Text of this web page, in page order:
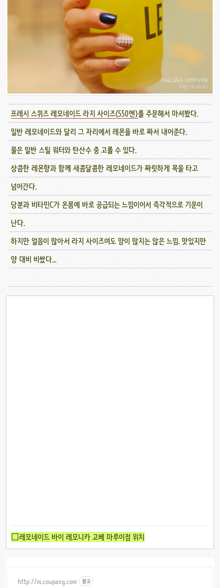
프레시 스퀴즈 레모네이드 라지 사이즈(550엔)를 주문해서 마셔봤다.
일반 레모네이드와 달리 그 자리에서 레몬을 바로 짜서 내어준다.
물은 일반 스틸 워터와 탄산수 중 고를 수 있다.
상큼한 레몬향과 함께 새콤달콤한 레모네이드가 짜릿하게 목을 타고
넘어간다.
당분과 비타민C가 온몸에 바로 공급되는 느낌이어서 즉각적으로 기운이
난다.
하지만 얼음이 많아서 라지 사이즈여도 양이 많지는 않은 느낌. 맛있지만
양 대비 비쌌다...
□레모네이드 바이 레모니카 고베 마루이점 위치
http://m.coupang.com 광고